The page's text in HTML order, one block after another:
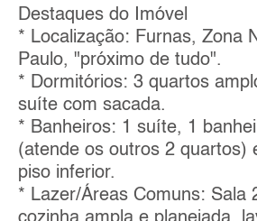
Destaques do Imóvel
* Localização: Furnas, Zona
Paulo, "próximo de tudo".
* Dormitórios: 3 quartos
suíte com sacada.
* Banheiros: 1 suíte, 1
(atende os outros 2 quartos)
piso inferior.
* Lazer/Áreas Comuns: Sala